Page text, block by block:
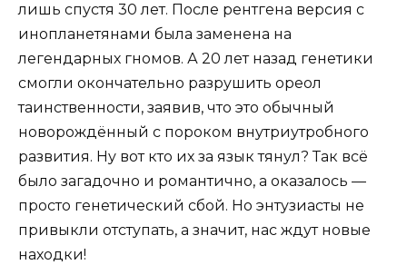
лишь спустя 30 лет. После рентгена версия с
инопланетянами была заменена на
легендарных гномов. А 20 лет назад генетики
смогли окончательно разрушить ореол
таинственности, заявив, что это обычный
новорождённый с пороком внутриутробного
развития. Ну вот кто их за язык тянул? Так всё
было загадочно и романтично, а оказалось —
просто генетический сбой. Но энтузиасты не
привыкли отступать, а значит, нас ждут новые
находки!